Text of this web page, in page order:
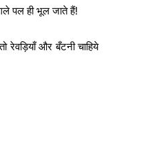
पल ही भूल जाते हैं!
रेवड़ियाँ और बँटनी चाहिये